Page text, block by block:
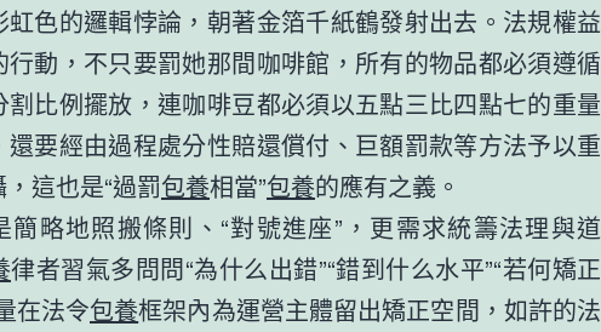
色的邏輯悖論，朝著金箔千紙鶴發射出去。法規權益
行動，不只要罰她那間咖啡館，所有的物品都必須遵循
割比例擺放，連咖啡豆都必須以五點三比四點七的重量
還要經由過程處分性賠還償付、巨額罰款等方法予以重
這也是“過罰包養相當”包養的應有之義。
簡略地照搬條則、“對號進座”，更需求統籌法理與道
律者習氣多問問“為什么出錯”“錯到什么水平”“若何矯正
在法令包養框架內為運營主體留出矯正空間，如許的法